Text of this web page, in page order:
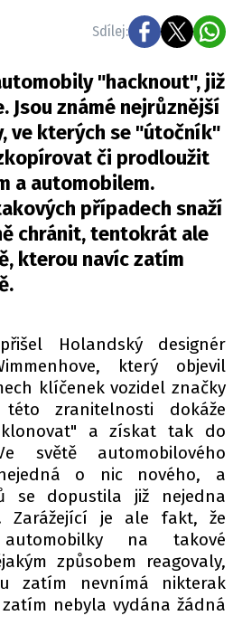
OSTATNÍ
TISKOVKY
DAKAR
DOMOVA
ZE SVĚTA
ČEŠI V AKCI
CEZ & POHÁRY
SCÉNA
NÁS NA|
fotku nebo video?
na autoroad.cz
KODEX
Sdílej:
"hacknout", již
Jsou známé nejrůznější
ve kterých se "útočník"
či prodloužit
a automobilem.
případech snaží
chránit, tentokrát ale
kterou navíc zatím
Holandský designér
který objevil
klíčenek vozidel značky
zranitelnosti dokáže
a získat tak do
světě automobilového
o nic nového, a
se dopustila již nejedna
Zarážející je ale fakt, že
na takové
způsobem reagovaly,
zatím nevnímá nikterak
nebyla vydána žádná